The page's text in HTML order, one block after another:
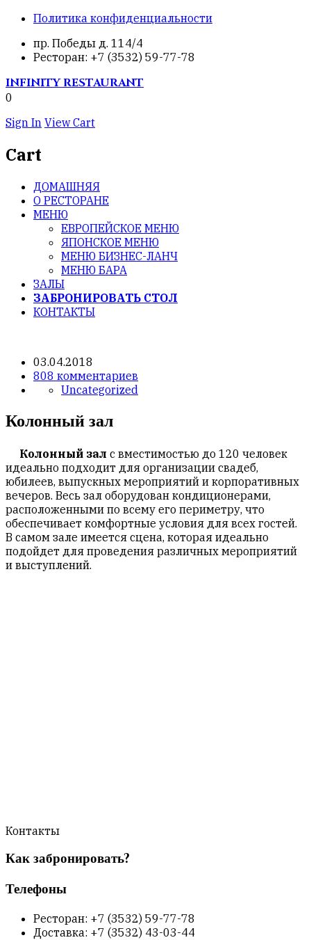
Политика конфиденциальности
пр. Победы д. 114/4
Ресторан: +7 (3532) 59-77-78
INFINITYRESTAURANT
0
Sign In View Cart
Cart
ДОМАШНЯЯ
О РЕСТОРАНЕ
МЕНЮ
ЕВРОПЕЙСКОЕ МЕНЮ
ЯПОНСКОЕ МЕНЮ
МЕНЮ БИЗНЕС-ЛАНЧ
МЕНЮ БАРА
ЗАЛЫ
ЗАБРОНИРОВАТЬ СТОЛ
КОНТАКТЫ
03.04.2018
808 комментариев
Uncategorized
Колонный зал
Колонный зал с вместимостью до 120 человек
идеально подходит для организации свадеб,
юбилеев, выпускных мероприятий и корпоративных
вечеров. Весь зал оборудован кондиционерами,
расположенными по всему его периметру, что
обеспечивает комфортные условия для всех гостей.
В самом зале имеется сцена, которая идеально
подойдет для проведения различных мероприятий
и выступлений.
Контакты
Как забронировать?
Телефоны
Ресторан: +7 (3532) 59-77-78
Доставка: +7 (3532) 43-03-44